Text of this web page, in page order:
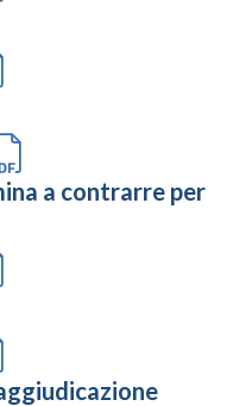
a contrarre per